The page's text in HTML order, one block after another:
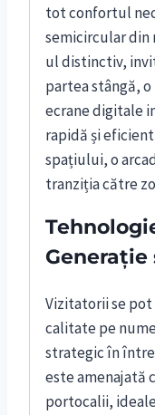
tot confortul
semicircular din
ul distinctiv,
partea stângă, o
ecrane digitale
rapidă și
spațiului, o
tranziția către
Generație
Vizitatorii se
calitate pe
strategic în
este amenajată
portocalii,